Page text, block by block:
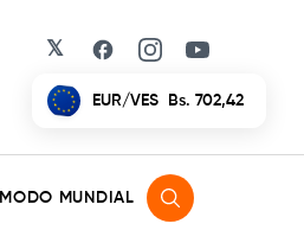
𝕏 Facebook
Instagram
YouTube
EUR/VES Bs. 702,42
MODO MUNDIAL